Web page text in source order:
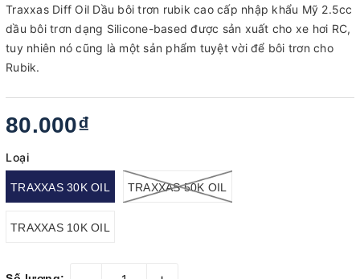
Traxxas Diff Oil Dầu bôi trơn rubik cao cấp nhập khẩu Mỹ 2.5cc
dầu bôi trơn dạng Silicone-based được sản xuất cho xe hơi RC,
tuy nhiên nó cũng là một sản phẩm tuyệt vời để bôi trơn cho
Rubik.
80.000₫
Loại
TRAXXAS 30K OIL TRAXXAS 50K OIL
TRAXXAS 10K OIL